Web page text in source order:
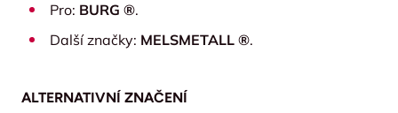
Pro: BURG ®.
Další značky: MELSMETALL ®.
ALTERNATIVNÍ ZNAČENÍ